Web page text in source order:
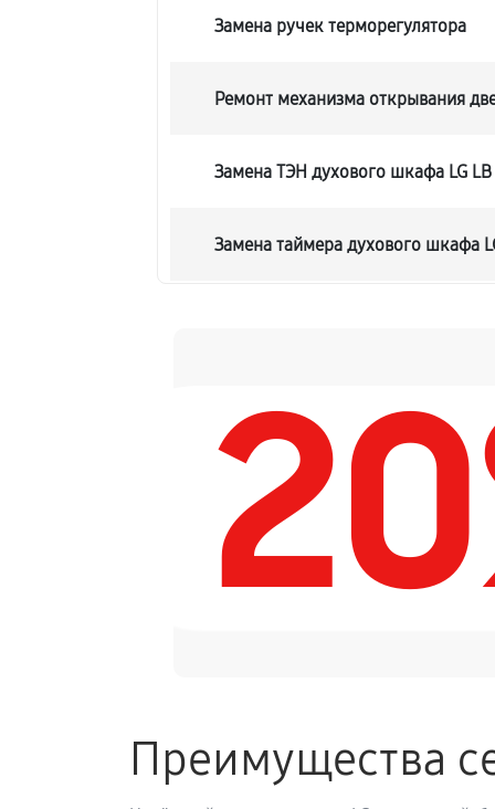
Замена ручек терморегулятора
Ремонт механизма открывания
Замена ТЭН духового шкафа LG LB
Замена таймера духового шкафа
Замена термодатчика духового
Замена панели управления
Преимущества